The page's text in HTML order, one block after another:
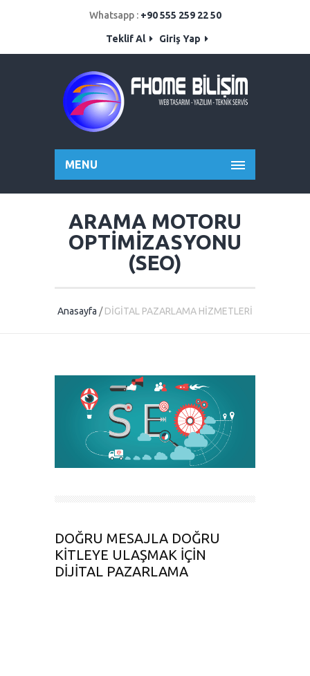
Whatsapp : +90 555 259 22 50
Teklif Al Giriş Yap
MENU
ARAMA MOTORU
OPTİMİZASYONU
(SEO)
Anasayfa /DİGİTAL PAZARLAMA HİZMETLERİ
DOĞRU MESAJLA DOĞRU
KİTLEYE ULAŞMAK İÇİN
DİJİTAL PAZARLAMA